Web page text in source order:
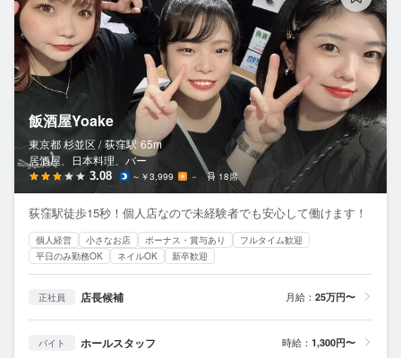
飯酒屋Yoake
東京都 杉並区 / 荻窪駅 65m
居酒屋、日本料理、バー
3.08 ～￥3,999 － 18席
荻窪駅徒歩15秒！個人店なので未経験者でも安心して働けます！
個人経営 小さなお店 ボーナス・賞与あり
フルタイム歓迎
平日のみ勤務OK
ネイルOK 新卒歓迎
正社員 店長候補 月給： 25万円〜
バイト ホールスタッフ 時給： 1,300円〜